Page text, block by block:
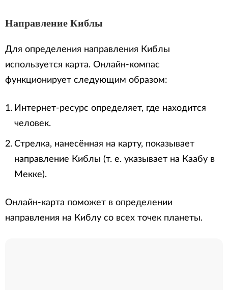
Направление Киблы
Для определения направления Киблы
используется карта. Онлайн-компас
функционирует следующим образом:
Интернет-ресурс определяет, где находится
человек.
Стрелка, нанесённая на карту, показывает
направление Киблы (т. е. указывает на Каабу в
Мекке).
Онлайн-карта поможет в определении
направления на Киблу со всех точек планеты.